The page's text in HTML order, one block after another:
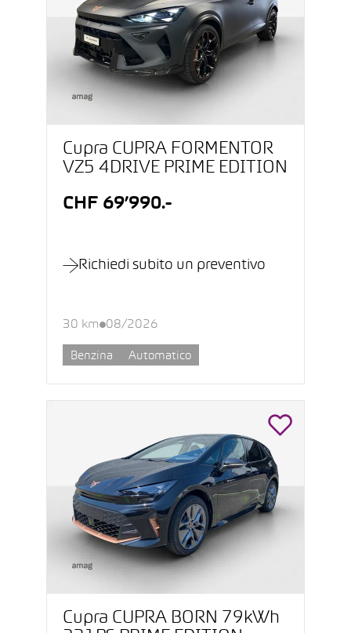
Cupra CUPRA FORMENTOR
VZ5 4DRIVE PRIME EDITION
CHF 69’990.-
Richiedi subito un preventivo
30 km 08/2026
Benzina Automatico
Cupra CUPRA BORN 79kWh